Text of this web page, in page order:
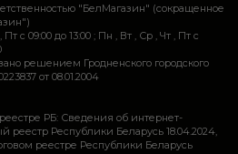
"БелМагазин" (сокращенное
c 09:00 до 13:00 ; Пн , Вт , Ср , Чт , Пт c
решением Гродненского городского
от 08.01.2004
РБ: Сведения об интернет-
реестр Республики Беларусь 18.04.2024,
реестре Республики Беларусь